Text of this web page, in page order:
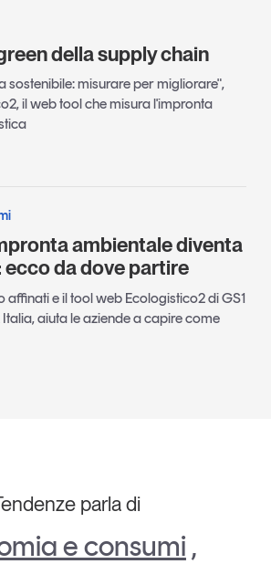
della supply chain
sostenibile: misurare per migliorare",
il web tool che misura l'impronta
ambientale diventa
da dove partire
affinati e il tool web Ecologistico2 di GS1
aiuta le aziende a capire come
parla di
e consumi ,